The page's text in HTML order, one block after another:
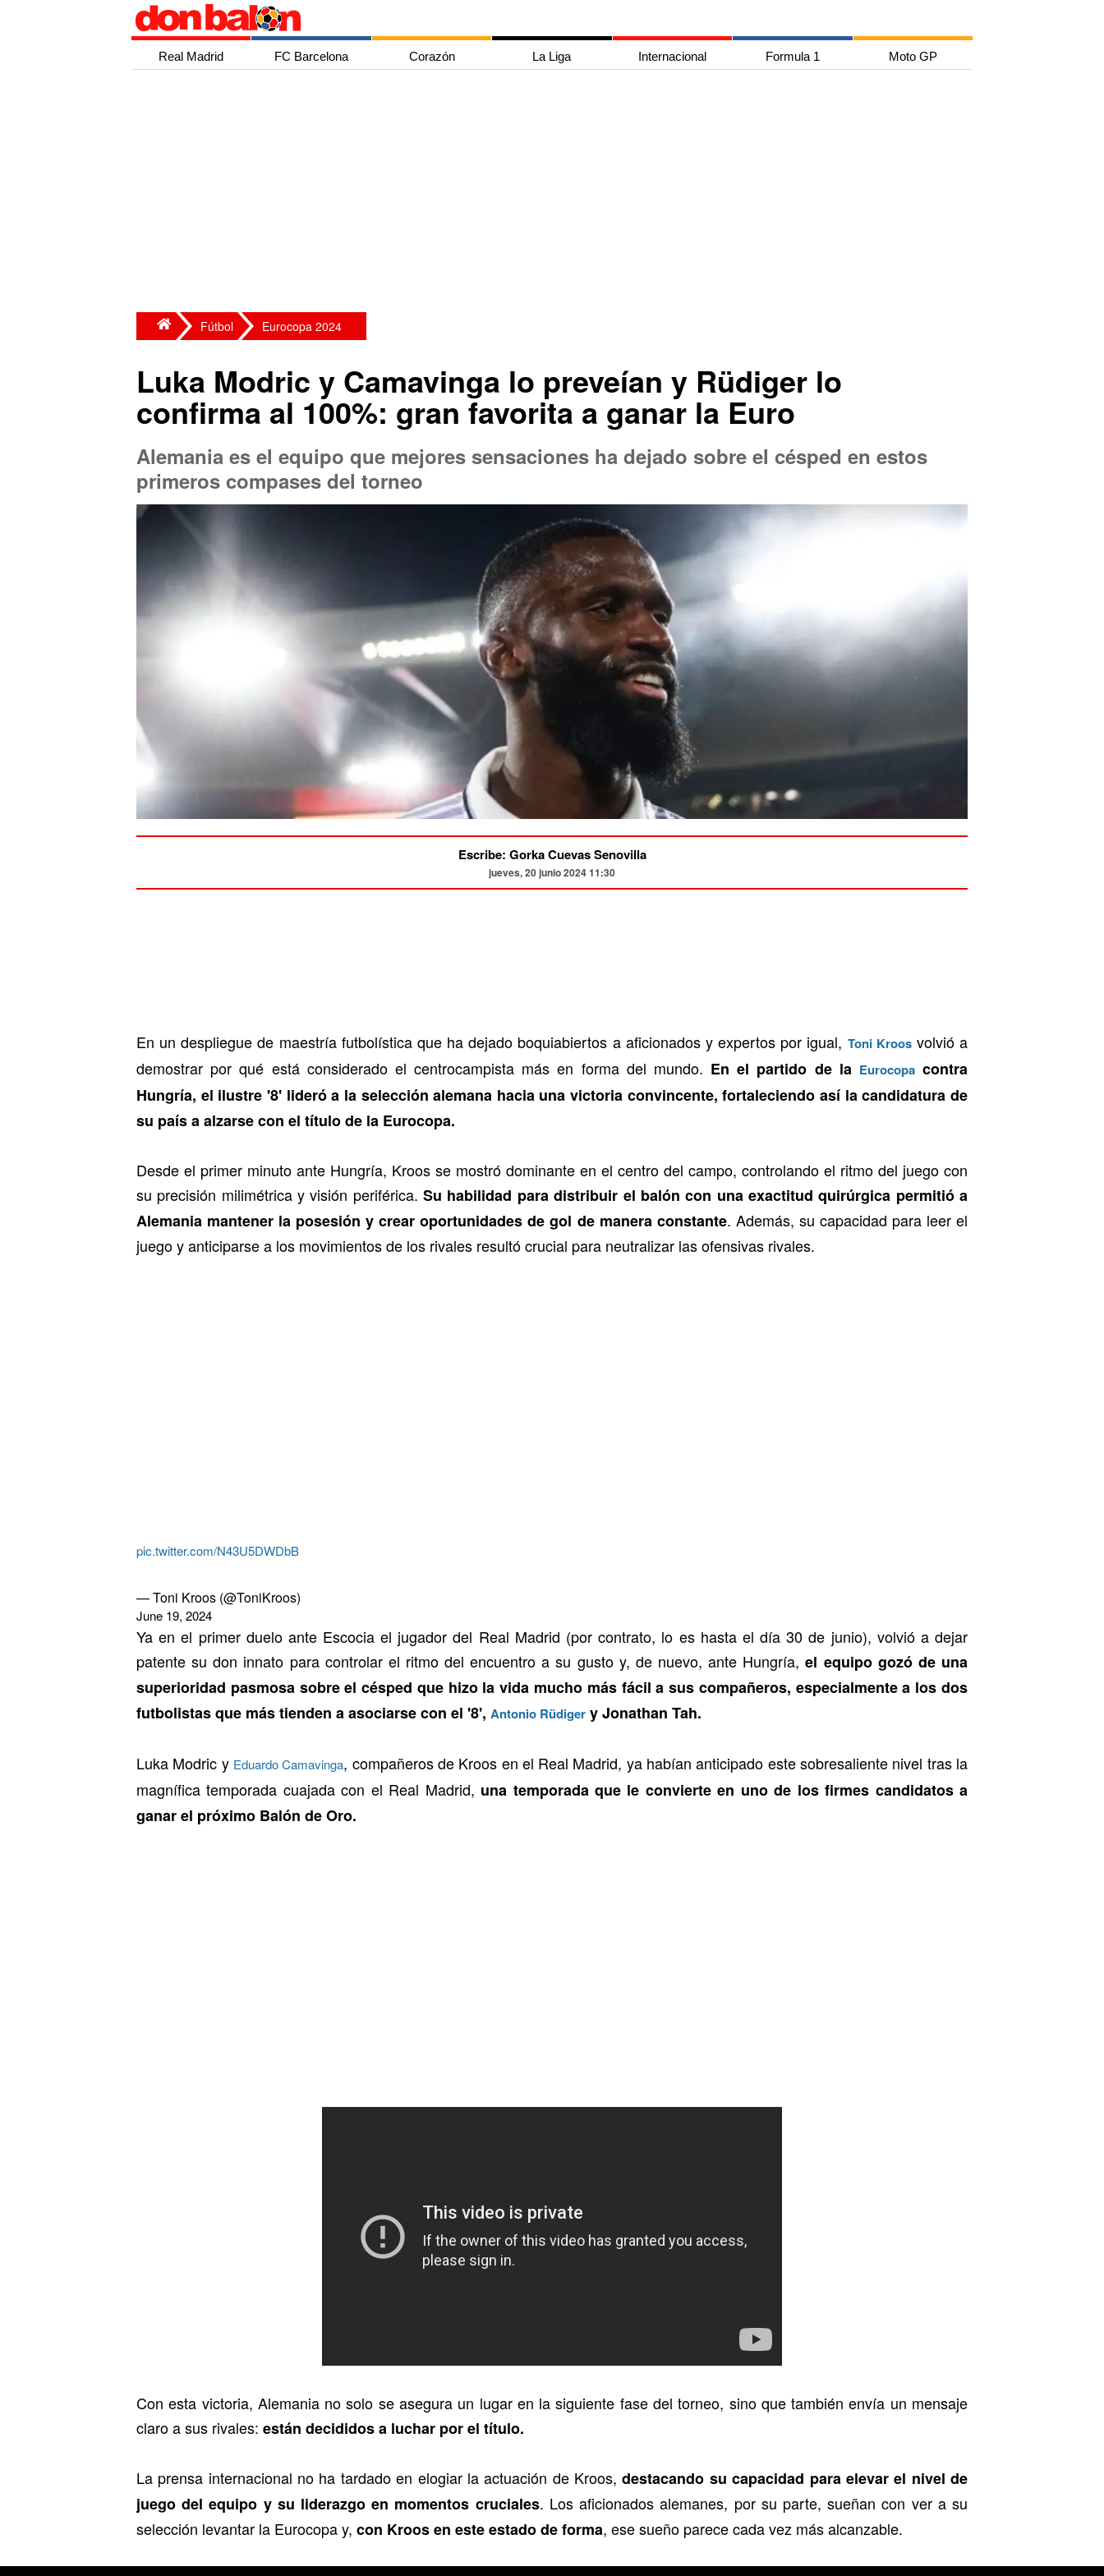
Real Madrid FC Barcelona Corazón La Liga Internacional Formula 1 Moto GP
Fútbol Eurocopa 2024
Luka Modric y Camavinga lo preveían y Rüdiger lo
confirma al 100%: gran favorita a ganar la Euro
Alemania es el equipo que mejores sensaciones ha dejado sobre el césped en estos
primeros compases del torneo
Escribe: Gorka Cuevas Senovilla
jueves, 20 junio 2024 11:30
En un despliegue de maestría futbolística que ha dejado boquiabiertos a aficionados y expertos por igual, Toni Kroosvolvió a
demostrar por qué está considerado el centrocampista más en forma del mundo. En el partido de la Eurocopacontra
Hungría, el ilustre '8' lideró a la selección alemana hacia una victoria convincente, fortaleciendo así la candidatura de
su país a alzarse con el título de la Eurocopa.
Desde el primer minuto ante Hungría, Kroos se mostró dominante en el centro del campo, controlando el ritmo del juego con
su precisión milimétrica y visión periférica.Su habilidad para distribuir el balón con una exactitud quirúrgica permitió a
Alemania mantener la posesión y crear oportunidades de gol de manera constante. Además, su capacidad para leer el
juego y anticiparse a los movimientos de los rivales resultó crucial para neutralizar las ofensivas rivales.
pic.twitter.com/N43U5DWDbB
— Toni Kroos (@ToniKroos)
June 19, 2024
Ya en el primer duelo ante Escocia el jugador del Real Madrid (por contrato, lo es hasta el día 30 de junio), volvió a dejar
patente su don innato para controlar el ritmo del encuentro a su gusto y, de nuevo, ante Hungría,el equipo gozó de una
superioridad pasmosa sobre el césped que hizo la vida mucho más fácil a sus compañeros, especialmente a los dos
futbolistas que más tienden a asociarse con el '8', Antonio Rüdiger y Jonathan Tah.
Luka Modric y Eduardo Camavinga, compañeros de Kroos en el Real Madrid, ya habían anticipado este sobresaliente nivel tras la
magnífica temporada cuajada con el Real Madrid, una temporada que le convierte en uno de los firmes candidatos a
ganar el próximo Balón de Oro.
Con esta victoria, Alemania no solo se asegura un lugar en la siguiente fase del torneo, sino que también envía un mensaje
claro a sus rivales: están decididos a luchar por el título.
La prensa internacional no ha tardado en elogiar la actuación de Kroos,destacando su capacidad para elevar el nivel de
juego del equipo y su liderazgo en momentos cruciales. Los aficionados alemanes, por su parte, sueñan con ver a su
selección levantar la Eurocopa y, con Kroos en este estado de forma, ese sueño parece cada vez más alcanzable.